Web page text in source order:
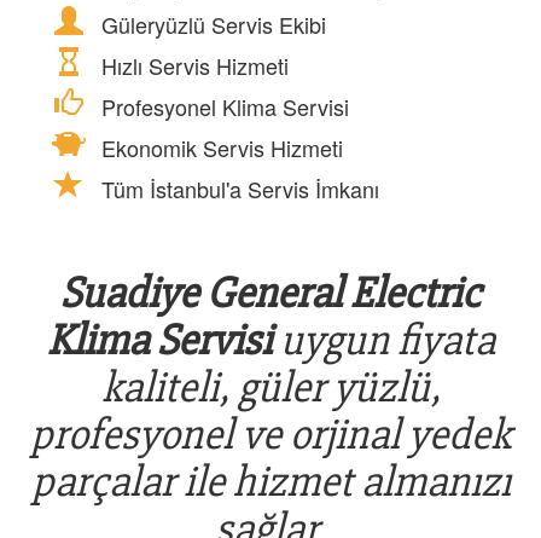
Güleryüzlü Servis Ekibi
Hızlı Servis Hizmeti
Profesyonel Klima Servisi
Ekonomik Servis Hizmeti
Tüm İstanbul'a Servis İmkanı
Suadiye General Electric
Klima Servisiuygun fiyata
kaliteli, güler yüzlü,
profesyonel ve orjinal yedek
parçalar ile hizmet almanızı